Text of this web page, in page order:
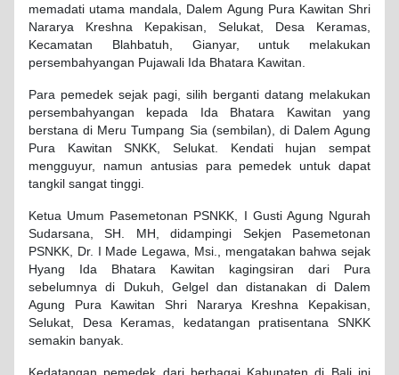
memadati utama mandala, Dalem Agung Pura Kawitan Shri
Nararya Kreshna Kepakisan, Selukat, Desa Keramas,
Kecamatan Blahbatuh, Gianyar, untuk melakukan
persembahyangan Pujawali Ida Bhatara Kawitan.
Para pemedek sejak pagi, silih berganti datang melakukan
persembahyangan kepada Ida Bhatara Kawitan yang
berstana di Meru Tumpang Sia (sembilan), di Dalem Agung
Pura Kawitan SNKK, Selukat. Kendati hujan sempat
mengguyur, namun antusias para pemedek untuk dapat
tangkil sangat tinggi.
Ketua Umum Pasemetonan PSNKK, I Gusti Agung Ngurah
Sudarsana, SH. MH, didampingi Sekjen Pasemetonan
PSNKK, Dr. I Made Legawa, Msi., mengatakan bahwa sejak
Hyang Ida Bhatara Kawitan kagingsiran dari Pura
sebelumnya di Dukuh, Gelgel dan distanakan di Dalem
Agung Pura Kawitan Shri Nararya Kreshna Kepakisan,
Selukat, Desa Keramas, kedatangan pratisentana SNKK
semakin banyak.